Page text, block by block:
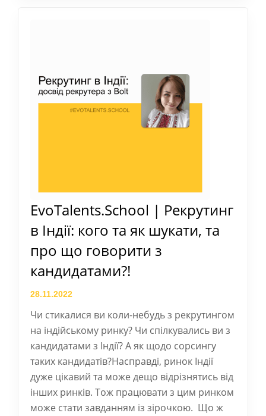
EvoTalents.School | Рекрутинг
в Індії: кого та як шукати, та
про що говорити з
кандидатами?!
28.11.2022
Чи стикалися ви коли-небудь з рекрутингом
на індійському ринку? Чи спілкувались ви з
кандидатами з Індії? А як щодо сорсингу
таких кандидатів?Насправді, ринок Індії
дуже цікавий та може дещо відрізнятись від
інших ринків. Тож працювати з цим ринком
може стати завданням із зірочкою. Що ж